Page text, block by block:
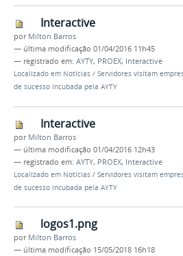
Interactive
por Milton Barros
— última modificação 01/04/2016 11h45
— registrado em: AYTY, PROEX, Interactive
Localizado em Notícias / Servidores visitam
de sucesso incubada pela AYTY
Interactive
por Milton Barros
— última modificação 01/04/2016 12h43
— registrado em: AYTY, PROEX, Interactive
Localizado em Notícias / Servidores visitam
de sucesso incubada pela AYTY
logos1.png
por Milton Barros
— última modificação 15/05/2018 16h18